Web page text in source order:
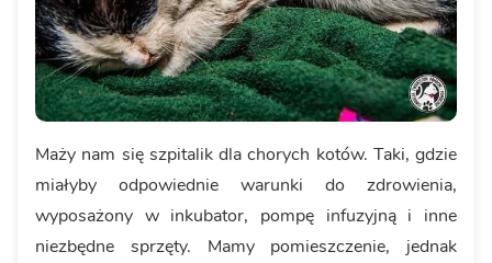
Maży nam się szpitalik dla chorych kotów. Taki, gdzie
miałyby odpowiednie warunki do zdrowienia,
wyposażony w inkubator, pompę infuzyjną i inne
niezbędne sprzęty. Mamy pomieszczenie, jednak